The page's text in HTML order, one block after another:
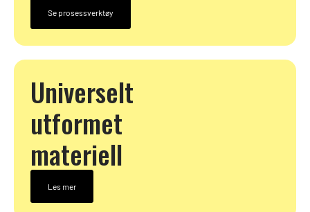
Se prosessverktøy
Universelt
utformet
materiell
Les mer